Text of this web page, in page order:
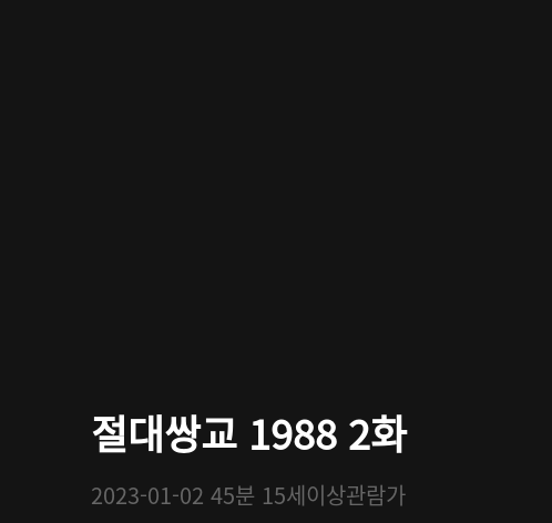
절대쌍교 1988 2화
2023-01-02 45분 15세이상관람가